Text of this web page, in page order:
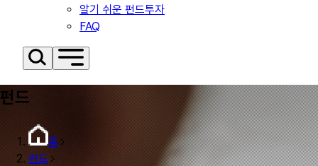
알기 쉬운 펀드투자
FAQ
펀드
홈
펀드